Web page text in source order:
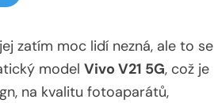
zatím moc lidí nezná, ale to se
model Vivo V21 5G, což je
na kvalitu fotoaparátů,